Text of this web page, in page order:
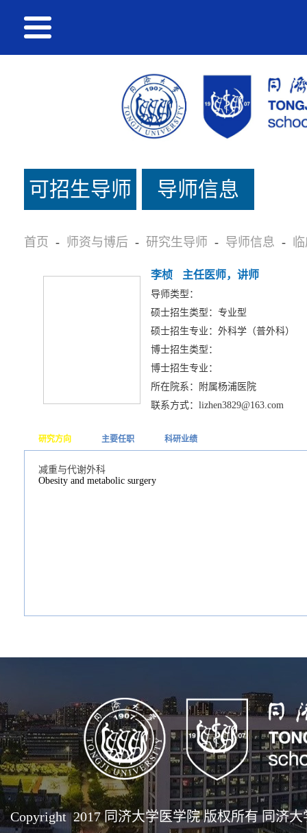
可招生导师
名单
导师信息
首页 - 师资与博后 - 研究生导师 - 导师信息 -
李桢 主任医师，讲师
导师类型：
硕士招生类型：专业型
硕士招生专业：外科学（普外科）
博士招生类型：
博士招生专业：
所在院系：附属杨浦医院
联系方式：lizhen3829@163.com
研究方向 主要任职 科研业绩
减重与代谢外科
Obesity and metabolic surgery
Copyright 2017 同济大学医学院 版权所有 同济